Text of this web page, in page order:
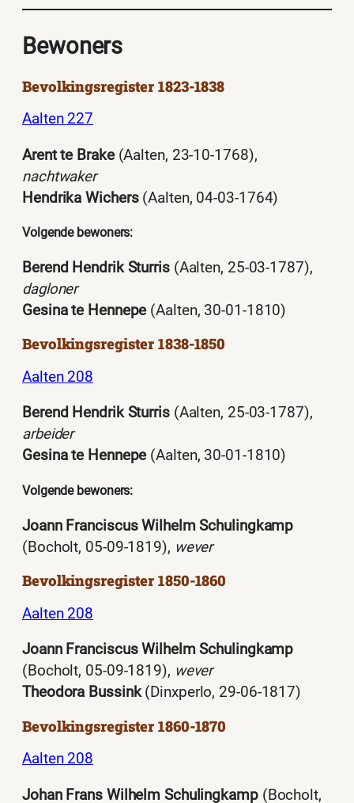
Bewoners
Bevolkingsregister 1823-1838
Aalten 227
Arent te Brake(Aalten, 23-10-1768),
nachtwaker
Hendrika Wichers(Aalten, 04-03-1764)
Volgende bewoners:
Berend Hendrik Sturris(Aalten, 25-03-1787),
dagloner
Gesina te Hennepe(Aalten, 30-01-1810)
Bevolkingsregister 1838-1850
Aalten 208
Berend Hendrik Sturris(Aalten, 25-03-1787),
arbeider
Gesina te Hennepe(Aalten, 30-01-1810)
Volgende bewoners:
Joann Franciscus Wilhelm Schulingkamp
(Bocholt, 05-09-1819), wever
Bevolkingsregister 1850-1860
Aalten 208
Joann Franciscus Wilhelm Schulingkamp
(Bocholt, 05-09-1819), wever
Theodora Bussink(Dinxperlo, 29-06-1817)
Bevolkingsregister 1860-1870
Aalten 208
Johan Frans Wilhelm Schulingkamp(Bocholt,